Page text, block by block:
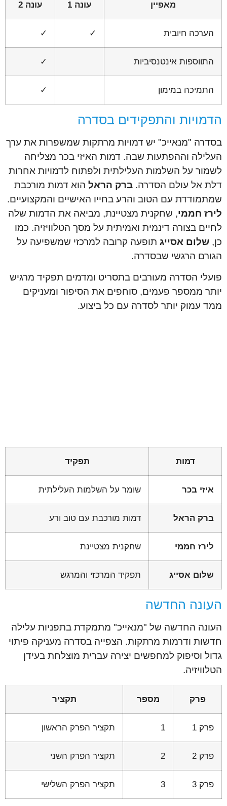
מאפיין עונה 1 עונה 2
הערכה חיובית ✓
✓
התווספות אינטנסיביות ✓
התמיכה במימון ✓
הדמויות והתפקידים בסדרה
בסדרה "מנאייכ" יש דמויות מרתקות שמשפרות את ערך
העלילה וההפתעות שבה. דמות האיזי בכר מצליחה
לשמור על השלמות העלילתית ולפתוח לדמויות אחרות
דלת אל עולם הסדרה. ברק הראל הוא דמות מורכבת
שמתמודדת עם הטוב והרע בחייו האישיים והמקצועיים.
לירז חממי, שחקנית מצטיינת, מביאה את הדמות שלה
לחיים בצורה דינמית ואמיתית על מסך הטלוויזיה. כמו
כן, שלום אסייג תופעה קרובה למרכזי שמשפיעה על
הגורם הרגשי שבסדרה.
פועלי הסדרה מעורבים בתסריט ומדמים תפקיד מרגיש
יותר ממספר פעמים, סוחפים את הסיפור ומעניקים
ממד עמוק יותר לסדרה עם כל ביצוע.
דמות תפקיד
איזי בכר שומר על השלמות העלילתית
ברק הראל דמות מורכבת עם טוב ורע
לירז חממי שחקנית מצטיינת
שלום אסייג תפקיד המרכזי והמרגש
העונה החדשה
העונה החדשה של "מנאייכ" מתמקדת בתפניות עלילה
חדשות ודרמות מרתקות. הצפייה בסדרה מעניקה פיתוי
גדול וסיפוק למחפשים יצירה עברית מוצלחת בעידן
הטלוויזיה.
פרק מספר תקציר
פרק 1 1 תקציר הפרק הראשון
פרק 2 2 תקציר הפרק השני
פרק 3 3 תקציר הפרק השלישי